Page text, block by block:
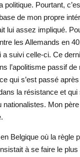
politique. Pourtant,
de mon propre
lui assez impliqué.
les Allemands en
a suivi celle-ci. Ce
l’apolitisme passif
qui s’est passé
la résistance et
Mon père
Belgique où la règle
à se faire le